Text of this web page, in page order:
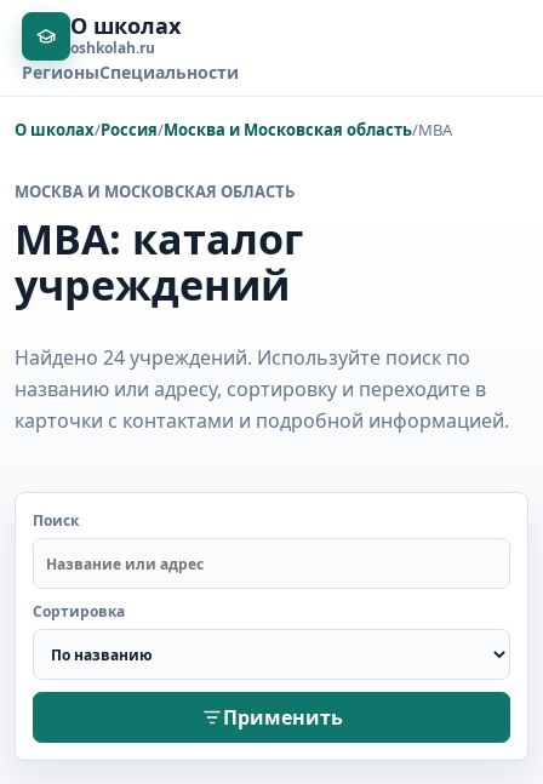
О школах
oshkolah.ru
РегионыСпециальности
О школах/Россия/Москва и Московская область/MBA
МОСКВА И МОСКОВСКАЯ ОБЛАСТЬ
MBA: каталог
учреждений
Найдено 24 учреждений. Используйте поиск по
названию или адресу, сортировку и переходите в
карточки с контактами и подробной информацией.
Поиск
Сортировка
Применить